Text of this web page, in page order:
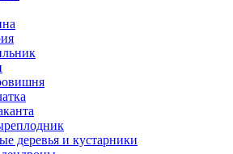
деревья и кустарники